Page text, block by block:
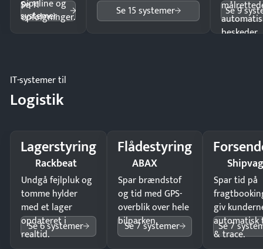
pipeline og
opfølgninger.
Se 11
systemer
Se 15 systemer
beskeder.
Se 9
IT-systemer til
Logistik
Lagerstyring
Rackbeat
Undgå fejlpluk og
tomme hylder
med et lager
opdateret i
realtid.
Se 6 systemer
Flådestyring
ABAX
Spar brændstof
og tid med GPS-
overblik over hele
bilparken.
Se 7 systemer
Spar tid på
giv
automatisk
& trace.
Se 7